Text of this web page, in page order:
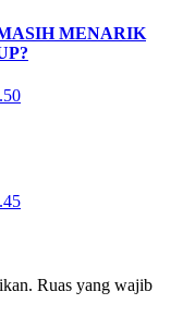
MENARIK
Ruas yang wajib